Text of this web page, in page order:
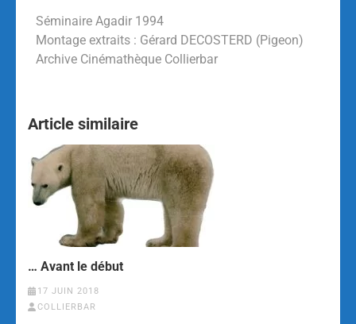
Séminaire Agadir 1994
Montage extraits : Gérard DECOSTERD (Pigeon)
Archive Cinémathèque Collierbar
Article similaire
… Avant le début
17 JUIN 2018
COLLIERBAR